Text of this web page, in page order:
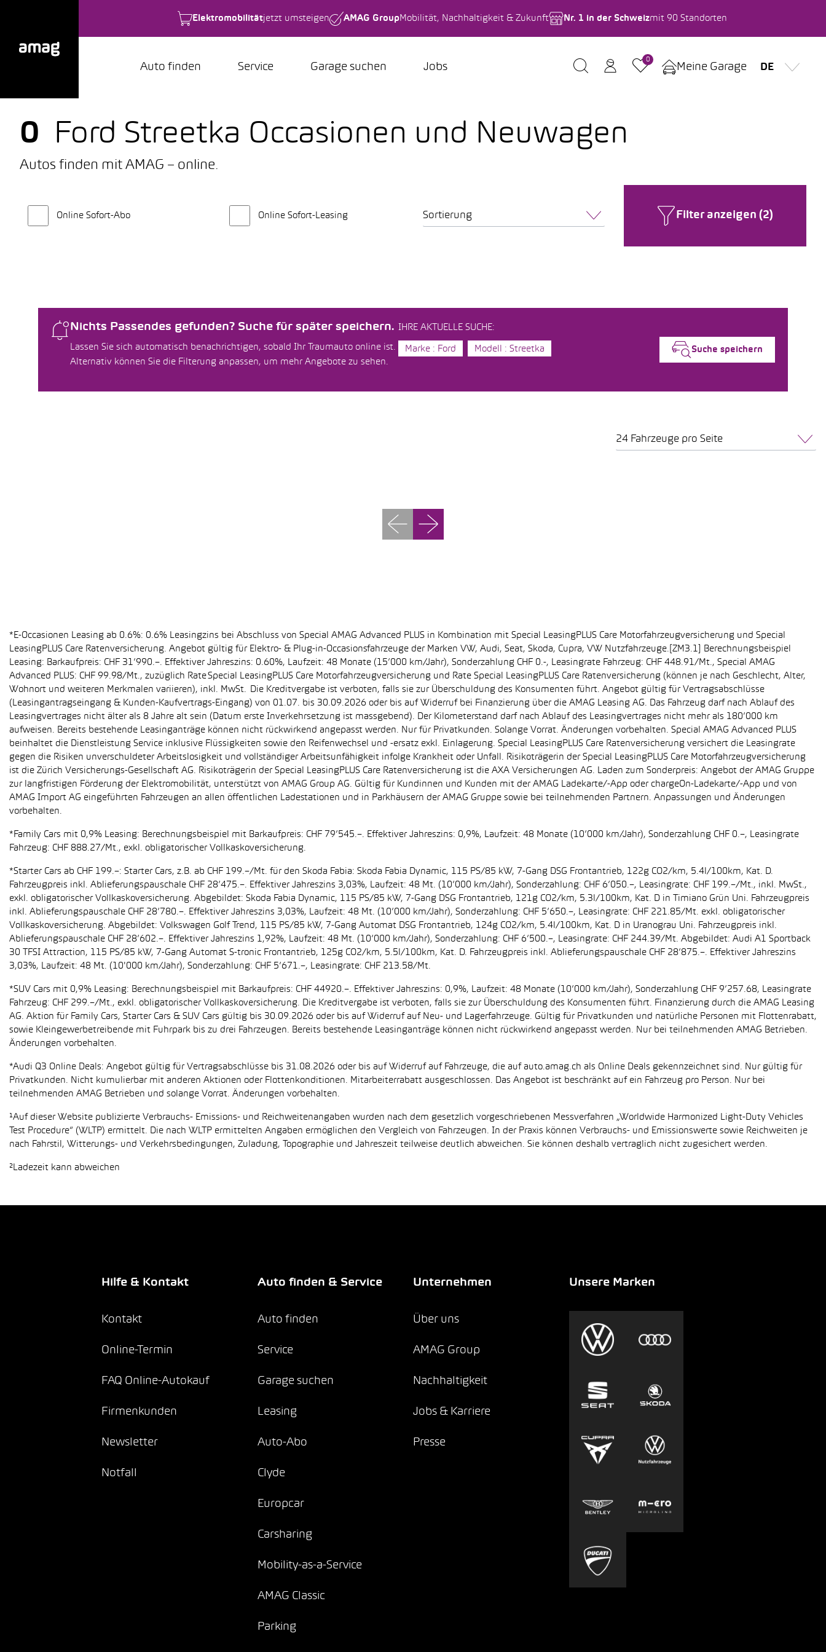
Elektromobilitätjetzt umsteigen AMAG Group Mobilität, Nachhaltigkeit & Zukunft Nr. 1 in der Schweizmit 90 Standorten
Auto finden Service Garage suchen Jobs
0
Meine Garage DE
0 Ford Streetka Occasionen und Neuwagen
Autos finden mit AMAG – online.
Online Sofort-Abo Online Sofort-Leasing Sortierung Filter anzeigen (2)
Nichts Passendes gefunden? Suche für später speichern.
Lassen Sie sich automatisch benachrichtigen, sobald Ihr Traumauto online ist.
Alternativ können Sie die Filterung anpassen, um mehr Angebote zu sehen.
IHRE AKTUELLE SUCHE:
Marke : Ford Modell : Streetka Suche speichern
24 Fahrzeuge pro Seite
*E-Occasionen Leasing ab 0.6%: 0.6% Leasingzins bei Abschluss von Special AMAG Advanced PLUS in Kombination mit Special LeasingPLUS Care Motorfahrzeugversicherung und Special
LeasingPLUS Care Ratenversicherung. Angebot gültig für Elektro- & Plug-in-Occasionsfahrzeuge der Marken VW, Audi, Seat, Skoda, Cupra, VW Nutzfahrzeuge.[ZM3.1] Berechnungsbeispiel
Leasing: Barkaufpreis: CHF 31’990.–. Effektiver Jahreszins: 0.60%, Laufzeit: 48 Monate (15’000 km/Jahr), Sonderzahlung CHF 0.-, Leasingrate Fahrzeug: CHF 448.91/Mt., Special AMAG
Advanced PLUS: CHF 99.98/Mt., zuzüglich Rate Special LeasingPLUS Care Motorfahrzeugversicherung und Rate Special LeasingPLUS Care Ratenversicherung (können je nach Geschlecht, Alter,
Wohnort und weiteren Merkmalen variieren), inkl. MwSt. Die Kreditvergabe ist verboten, falls sie zur Überschuldung des Konsumenten führt. Angebot gültig für Vertragsabschlüsse
(Leasingantragseingang & Kunden-Kaufvertrags-Eingang) von 01.07. bis 30.09.2026 oder bis auf Widerruf bei Finanzierung über die AMAG Leasing AG. Das Fahrzeug darf nach Ablauf des
Leasingvertrages nicht älter als 8 Jahre alt sein (Datum erste Inverkehrsetzung ist massgebend). Der Kilometerstand darf nach Ablauf des Leasingvertrages nicht mehr als 180’000 km
aufweisen. Bereits bestehende Leasinganträge können nicht rückwirkend angepasst werden. Nur für Privatkunden. Solange Vorrat. Änderungen vorbehalten. Special AMAG Advanced PLUS
beinhaltet die Dienstleistung Service inklusive Flüssigkeiten sowie den Reifenwechsel und -ersatz exkl. Einlagerung. Special LeasingPLUS Care Ratenversicherung versichert die Leasingrate
gegen die Risiken unverschuldeter Arbeitslosigkeit und vollständiger Arbeitsunfähigkeit infolge Krankheit oder Unfall. Risikoträgerin der Special LeasingPLUS Care Motorfahrzeugversicherung
ist die Zürich Versicherungs-Gesellschaft AG. Risikoträgerin der Special LeasingPLUS Care Ratenversicherung ist die AXA Versicherungen AG. Laden zum Sonderpreis: Angebot der AMAG Gruppe
zur langfristigen Förderung der Elektromobilität, unterstützt von AMAG Group AG. Gültig für Kundinnen und Kunden mit der AMAG Ladekarte/-App oder chargeOn-Ladekarte/-App und von
AMAG Import AG eingeführten Fahrzeugen an allen öffentlichen Ladestationen und in Parkhäusern der AMAG Gruppe sowie bei teilnehmenden Partnern. Anpassungen und Änderungen
vorbehalten.
*Family Cars mit 0,9% Leasing: Berechnungsbeispiel mit Barkaufpreis: CHF 79’545.–. Effektiver Jahreszins: 0,9%, Laufzeit: 48 Monate (10’000 km/Jahr), Sonderzahlung CHF 0.–, Leasingrate
Fahrzeug: CHF 888.27/Mt., exkl. obligatorischer Vollkaskoversicherung.
*Starter Cars ab CHF 199.–: Starter Cars, z.B. ab CHF 199.–/Mt. für den Skoda Fabia: Skoda Fabia Dynamic, 115 PS/85 kW, 7-Gang DSG Frontantrieb, 122g CO2/km, 5.4l/100km, Kat. D.
Fahrzeugpreis inkl. Ablieferungspauschale CHF 28’475.–. Effektiver Jahreszins 3,03%, Laufzeit: 48 Mt. (10’000 km/Jahr), Sonderzahlung: CHF 6’050.–, Leasingrate: CHF 199.–/Mt., inkl. MwSt.,
exkl. obligatorischer Vollkaskoversicherung. Abgebildet: Skoda Fabia Dynamic, 115 PS/85 kW, 7-Gang DSG Frontantrieb, 121g CO2/km, 5.3l/100km, Kat. D in Timiano Grün Uni. Fahrzeugpreis
inkl. Ablieferungspauschale CHF 28’780.–. Effektiver Jahreszins 3,03%, Laufzeit: 48 Mt. (10’000 km/Jahr), Sonderzahlung: CHF 5’650.–, Leasingrate: CHF 221.85/Mt. exkl. obligatorischer
Vollkaskoversicherung. Abgebildet: Volkswagen Golf Trend, 115 PS/85 kW, 7-Gang Automat DSG Frontantrieb, 124g CO2/km, 5.4l/100km, Kat. D in Uranograu Uni. Fahrzeugpreis inkl.
Ablieferungspauschale CHF 28’602.–. Effektiver Jahreszins 1,92%, Laufzeit: 48 Mt. (10’000 km/Jahr), Sonderzahlung: CHF 6’500.–, Leasingrate: CHF 244.39/Mt. Abgebildet: Audi A1 Sportback
30 TFSI Attraction, 115 PS/85 kW, 7-Gang Automat S-tronic Frontantrieb, 125g CO2/km, 5.5l/100km, Kat. D. Fahrzeugpreis inkl. Ablieferungspauschale CHF 28’875.–. Effektiver Jahreszins
3,03%, Laufzeit: 48 Mt. (10'000 km/Jahr), Sonderzahlung: CHF 5’671.–, Leasingrate: CHF 213.58/Mt.
*SUV Cars mit 0,9% Leasing: Berechnungsbeispiel mit Barkaufpreis: CHF 44920.–. Effektiver Jahreszins: 0,9%, Laufzeit: 48 Monate (10’000 km/Jahr), Sonderzahlung CHF 9’257.68, Leasingrate
Fahrzeug: CHF 299.–/Mt., exkl. obligatorischer Vollkaskoversicherung. Die Kreditvergabe ist verboten, falls sie zur Überschuldung des Konsumenten führt. Finanzierung durch die AMAG Leasing
AG. Aktion für Family Cars, Starter Cars & SUV Cars gültig bis 30.09.2026 oder bis auf Widerruf auf Neu- und Lagerfahrzeuge. Gültig für Privatkunden und natürliche Personen mit Flottenrabatt,
sowie Kleingewerbetreibende mit Fuhrpark bis zu drei Fahrzeugen. Bereits bestehende Leasinganträge können nicht rückwirkend angepasst werden. Nur bei teilnehmenden AMAG Betrieben.
Änderungen vorbehalten.
*Audi Q3 Online Deals: Angebot gültig für Vertragsabschlüsse bis 31.08.2026 oder bis auf Widerruf auf Fahrzeuge, die auf auto.amag.ch als Online Deals gekennzeichnet sind. Nur gültig für
Privatkunden. Nicht kumulierbar mit anderen Aktionen oder Flottenkonditionen. Mitarbeiterrabatt ausgeschlossen. Das Angebot ist beschränkt auf ein Fahrzeug pro Person. Nur bei
teilnehmenden AMAG Betrieben und solange Vorrat. Änderungen vorbehalten.
¹Auf dieser Website publizierte Verbrauchs- Emissions- und Reichweitenangaben wurden nach dem gesetzlich vorgeschriebenen Messverfahren „Worldwide Harmonized Light-Duty Vehicles
Test Procedure“ (WLTP) ermittelt. Die nach WLTP ermittelten Angaben ermöglichen den Vergleich von Fahrzeugen. In der Praxis können Verbrauchs- und Emissionswerte sowie Reichweiten je
nach Fahrstil, Witterungs- und Verkehrsbedingungen, Zuladung, Topographie und Jahreszeit teilweise deutlich abweichen. Sie können deshalb vertraglich nicht zugesichert werden.
²Ladezeit kann abweichen
Hilfe & Kontakt
Kontakt
Online-Termin
FAQ Online-Autokauf
Firmenkunden
Newsletter
Notfall
Auto finden & Service
Auto finden
Service
Garage suchen
Leasing
Auto-Abo
Clyde
Europcar
Carsharing
Mobility-as-a-Service
AMAG Classic
Parking
Unternehmen
Über uns
AMAG Group
Nachhaltigkeit
Jobs & Karriere
Presse
Unsere Marken